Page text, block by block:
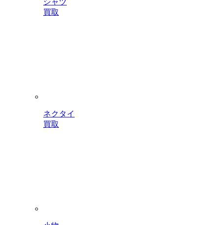
シャツ
買取
ネクタイ
買取